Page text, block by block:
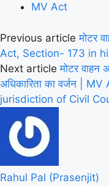
MV Act
Previous article मोटर
Act, Section- 173 in
Next article मोटर वाहन
अधिकारिता का वर्जन |
jurisdiction of Civil
Rahul Pal (Prasenjit)